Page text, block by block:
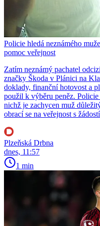
Policie hledá neznámého
pomoc veřejnost
Zatím neznámý pachatel
značky Škoda v Plánici na
doklady, finanční hotovost a
použil k výběru peněz.
nichž je zachycen muž
obrací se na veřejnost s
Plzeňská Drbna
dnes, 11:57
1 min